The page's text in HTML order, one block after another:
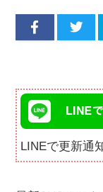
LINEで更新通